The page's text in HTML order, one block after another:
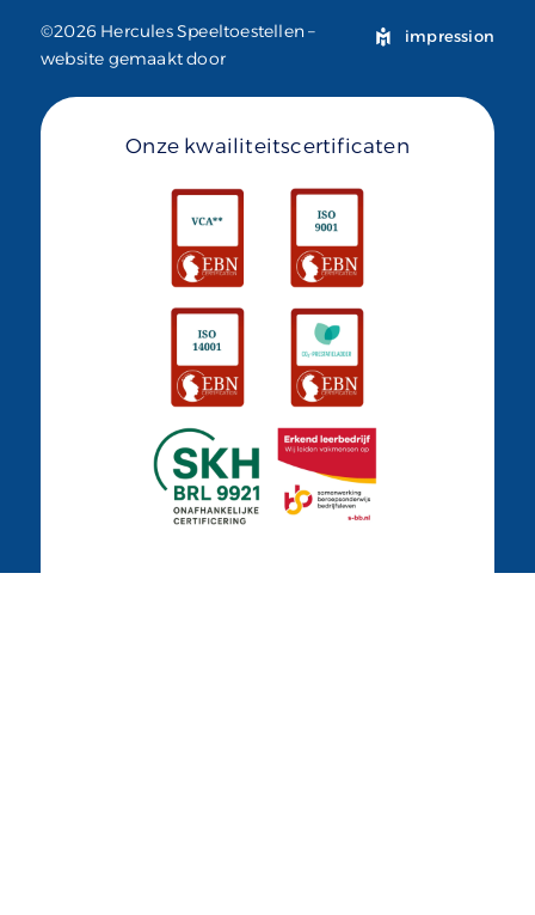
©2026 Hercules Speeltoestellen –
website gemaakt door
impression
Onze kwailiteitscertificaten